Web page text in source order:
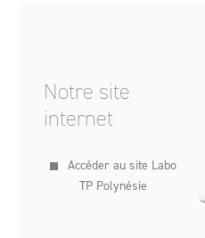
Notre site
internet
Accéder au site Labo
TP Polynésie